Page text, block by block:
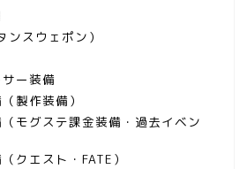
ンスウェポン）
ー装備
製作装備）
モグステ課金装備・過去イベン
クエスト・FATE）